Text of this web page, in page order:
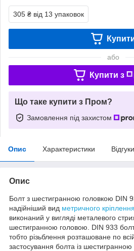
305 ₴ від 13 упаковок
або
Купити з
Що таке купити з Пром?
Замовлення під захистом
Опис Характеристики
Опис
Болт з шестигранною головкою DIN
надійніший вид метричного кріплення
виконаний у вигляді металевого
шестигранною головою. DIN 933
тобто різьблення розташоване по
застосування болта із